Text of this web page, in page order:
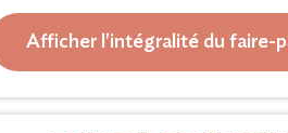
ses neveux et nièces ;
sa tante, ses cousins et
la tristesse de vous faire part du
Afficher l'intégralité du faire-